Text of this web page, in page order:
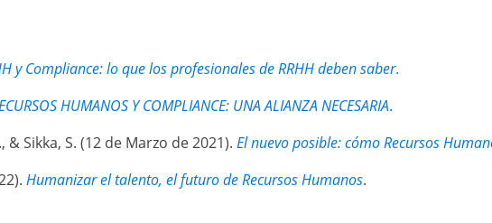
y Compliance: lo que los profesionales de RRHH deben saber.
HUMANOS Y COMPLIANCE: UNA ALIANZA NECESARIA.
Sikka, S. (12 de Marzo de 2021). El nuevo posible: cómo Recursos
Humanizar el talento, el futuro de Recursos Humanos.